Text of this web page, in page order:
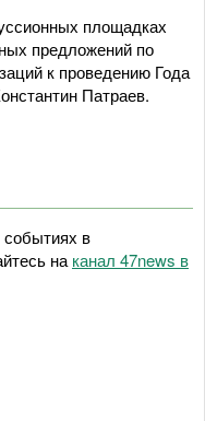
площадках
предложений по
к проведению Года
Патраев.
в
на канал 47news в